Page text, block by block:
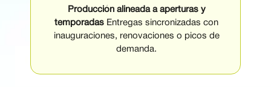
Producción alineada a aperturas y
temporadas Entregas sincronizadas con
inauguraciones, renovaciones o picos de
demanda.